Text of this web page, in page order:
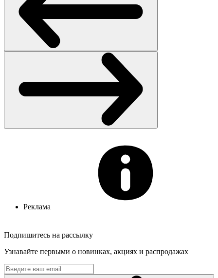
Реклама
Подпишитесь на рассылку
Узнавайте первыми о новинках, акциях и распродажах